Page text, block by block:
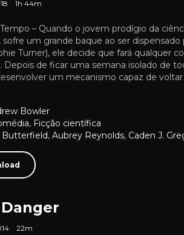
1h 44m
– Quando o jovem prodígio da
um grande baque ao ser dispensado
Turner), ele decide que fará qualquer
Depois de ficar uma semana isolado de
um mecanismo capaz de
Bowler
, Ficção científica
Butterfield, Aubrey Reynolds, Caden J.
22m